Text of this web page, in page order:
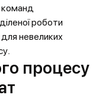
команд
роботи
невеликих
процесу